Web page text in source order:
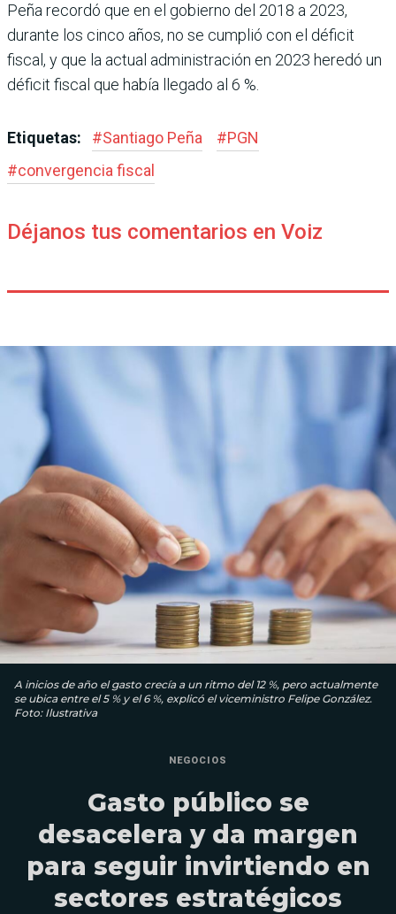
Peña recordó que en el gobierno del 2018 a 2023,
durante los cinco años, no se cumplió con el déficit
fiscal, y que la actual administración en 2023 heredó un
déficit fis­cal que había llegado al 6 %.
Etiquetas: #Santiago Peña #PGN
#convergencia fiscal
Déjanos tus comentarios en Voiz
A inicios de año el gasto crecía a un ritmo del 12 %, pero actualmente
se ubica entre el 5 % y el 6 %, explicó el viceministro Felipe González.
Foto: Ilustrativa
NEGOCIOS
Gasto público se
desacelera y da margen
para seguir invirtiendo en
sectores estratégicos